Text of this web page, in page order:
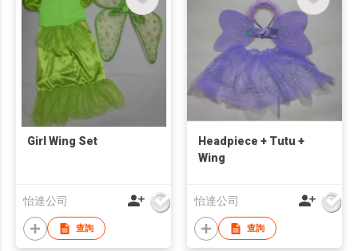
Girl Wing Set
怡達公司
查詢
Headpiece + Tutu +
Wing
怡達公司
查詢